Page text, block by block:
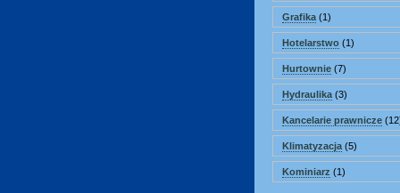
Grafika (1)
Hotelarstwo (1)
Hurtownie (7)
Hydraulika (3)
Kancelarie prawnicze
Klimatyzacja (5)
Kominiarz (1)